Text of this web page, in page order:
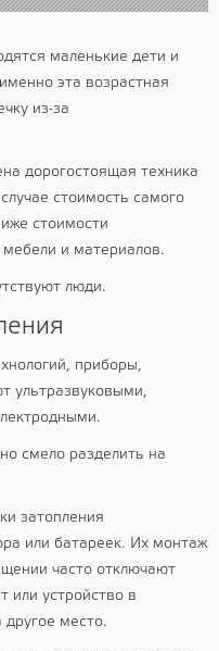
маленькие дети и
эта возрастная
из-за
дорогостоящая техника
стоимость самого
стоимости
мебели и материалов.
люди.
приборы,
ультразвуковыми,
смело разделить на
затопления
или батареек. Их монтаж
часто отключают
или устройство в
место.